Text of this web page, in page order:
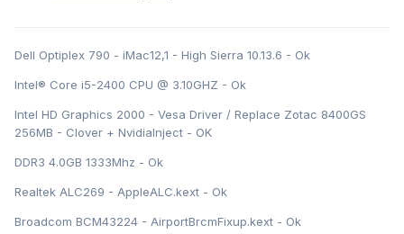
Dell Optiplex 790 - iMac12,1 - High Sierra 10.13.6 - Ok
Intel® Core i5-2400 CPU @ 3.10GHZ - Ok
Intel HD Graphics 2000 - Vesa Driver / Replace Zotac 8400GS
256MB - Clover + NvidiaInject - OK
DDR3 4.0GB 1333Mhz - Ok
Realtek ALC269 - AppleALC.kext - Ok
Broadcom BCM43224 - AirportBrcmFixup.kext - Ok